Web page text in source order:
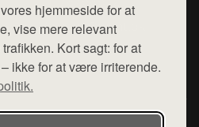
hjemmeside for at
vise mere relevant
Kort sagt: for at
ikke for at være irriterende.
Mail: hej@want.dk
Cookie- og privatlivspolitik